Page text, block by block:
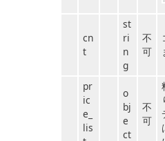
cn
t
st
ri
n
g
不
可
pr
ic
e_
lis
o
bj
e
ct
不
可